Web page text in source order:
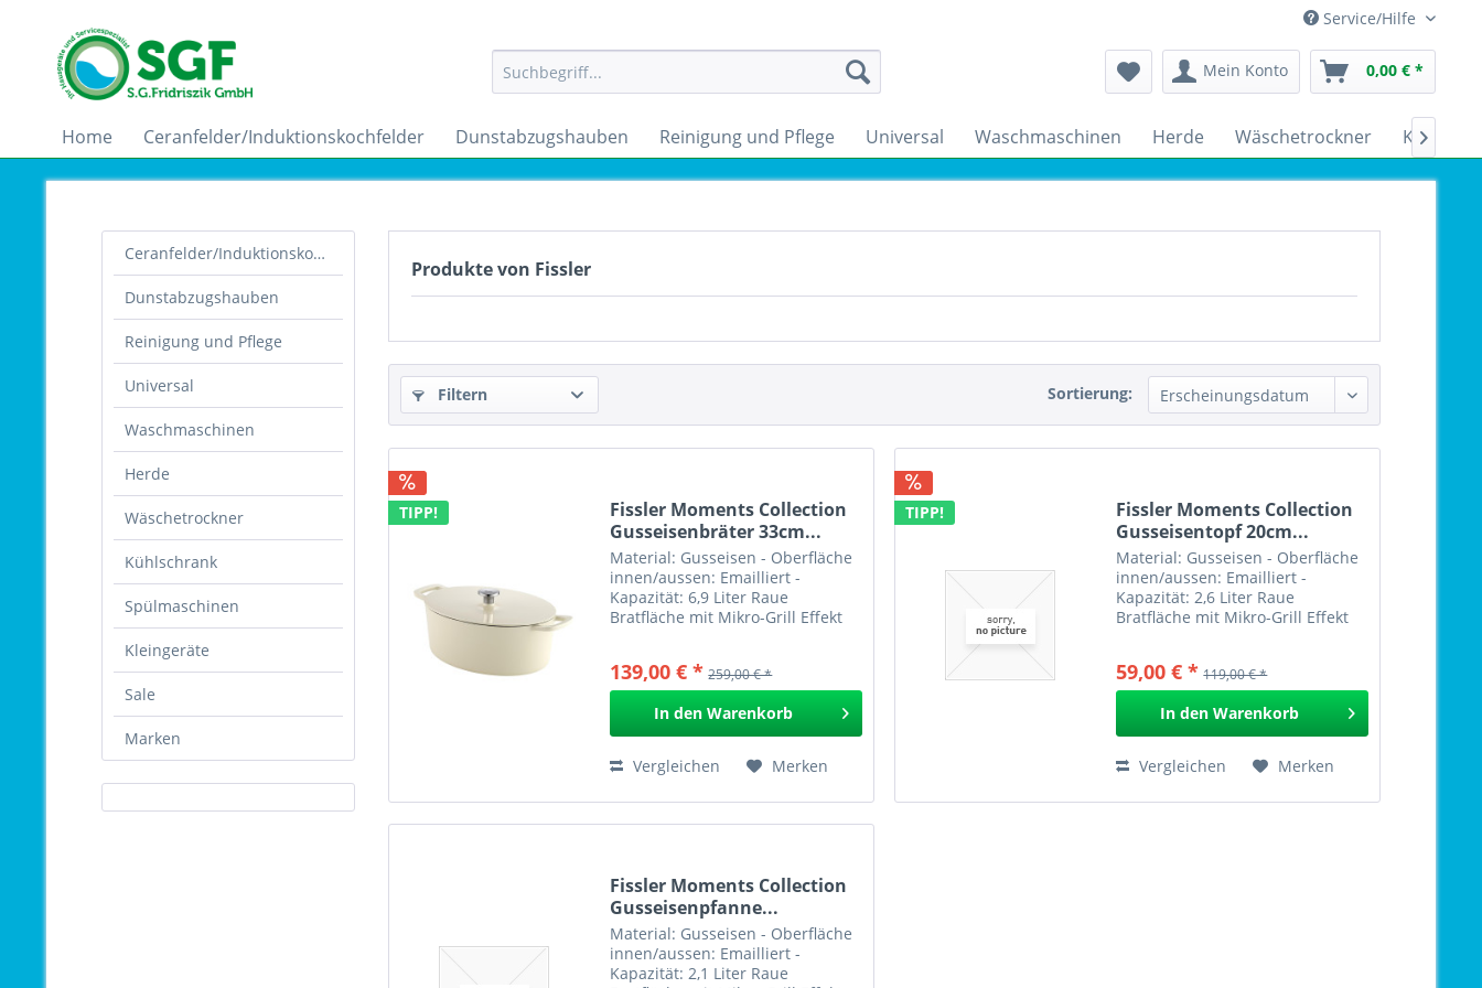
Service/Hilfe
Mein Konto 0,00 € *
Home Ceranfelder/Induktionskochfelder Dunstabzugshauben Reinigung und Pflege Universal Waschmaschinen Herde Wäschetrockner 
Ceranfelder/Induktionskochfelder
Dunstabzugshauben
Reinigung und Pflege
Universal
Waschmaschinen
Herde
Wäschetrockner
Kühlschrank
Spülmaschinen
Kleingeräte
Sale
Marken
Produkte von Fissler
Filtern Sortierung:
TIPP!
Fissler Moments Collection
Gusseisenbräter 33cm...
Material: Gusseisen - Oberfläche
innen/aussen: Emailliert -
Kapazität: 6,9 Liter Raue
Bratfläche mit Mikro-Grill Effekt
energiesparendes Kochen
Hergestellt ohne PFAS/PTFE, mit...
139,00 € * 259,00 € *
In den Warenkorb
Vergleichen Merken
TIPP!
Fissler Moments Collection
Gusseisentopf 20cm...
Material: Gusseisen - Oberfläche
innen/aussen: Emailliert -
Kapazität: 2,6 Liter Raue
Bratfläche mit Mikro-Grill Effekt
energiesparendes Kochen
Hergestellt ohne PFAS/PTFE, mit...
59,00 € * 119,00 € *
In den Warenkorb
Vergleichen Merken
Fissler Moments Collection
Gusseisenpfanne...
Material: Gusseisen - Oberfläche
innen/aussen: Emailliert -
Kapazität: 2,1 Liter Raue